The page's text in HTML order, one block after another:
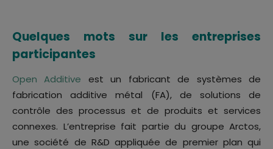
Quelques mots sur les entreprises
participantes
Open Additive est un fabricant de systèmes de
fabrication additive métal (FA), de solutions de
contrôle des processus et de produits et services
connexes. L’entreprise fait partie du groupe Arctos,
une société de R&D appliquée de premier plan qui